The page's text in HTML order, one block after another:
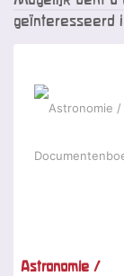
geïnteresseerd
Astronomie /